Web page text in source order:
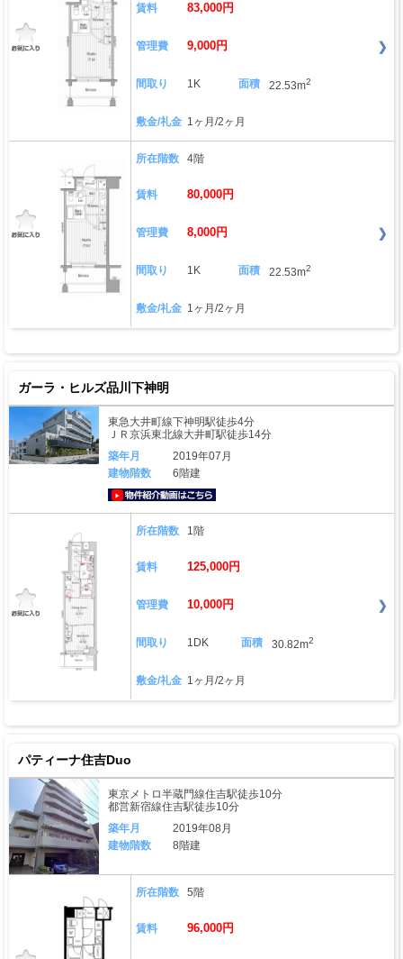
賃料 83,000円
管理費 9,000円
間取り 1K 面積 22.53m2
敷金/礼金 1ヶ月/2ヶ月
所在階数 4階
賃料 80,000円
管理費 8,000円
間取り 1K 面積 22.53m2
敷金/礼金 1ヶ月/2ヶ月
ガーラ・ヒルズ品川下神明
東急大井町線下神明駅徒歩4分
ＪＲ京浜東北線大井町駅徒歩14分
築年月
2019年07月
建物階数
6階建
所在階数 1階
賃料 125,000円
管理費 10,000円
間取り 1DK 面積 30.82m2
敷金/礼金 1ヶ月/2ヶ月
パティーナ住吉Duo
東京メトロ半蔵門線住吉駅徒歩10分
都営新宿線住吉駅徒歩10分
築年月
2019年08月
建物階数
8階建
所在階数 5階
賃料 96,000円